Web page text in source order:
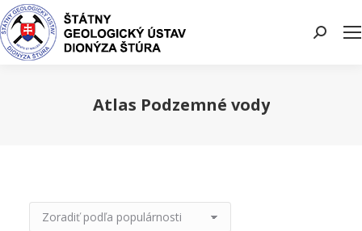
Search:
Atlas Podzemné vody